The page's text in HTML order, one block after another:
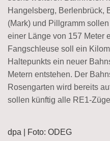
Hangelsberg, Berlenbrück,
(Mark) und Pillgramm
einer Länge von 157 Meter
Fangschleuse soll ein
Haltepunkts ein neuer
Metern entstehen. Der
Rosengarten wird bereits
sollen künftig alle RE1-
dpa | Foto: ODEG